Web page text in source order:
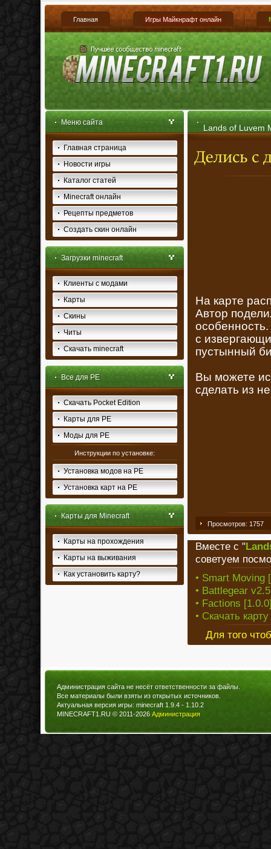
Главная Игры Майкнрафт онлайн
Меню сайта
Главная страница
Новости игры
Каталог статей
Minecraft онлайн
Рецепты предметов
Создать скин онлайн
Загрузки minecraft
Клиенты с модами
Карты
Скины
Читы
Скачать minecraft
Все для PE
Скачать Pocket Edition
Карты для PE
Моды для PE
Инструкции по установке:
Установка модов на PE
Установка карт на PE
Карты для Minecraft
Карты на прохождения
Карты на выживания
Как установить карту?
Lands of Luvem
На карте
Автор
с
пустынный
Вы можете
сделать из
Просмотров: 1757
Вместе с "
советуем
• Smart Moving
• Battlegear
• Factions
• Скачать
Для того
Администрация сайта не несёт ответственности за файлы.
Все материалы были взяты из открытых источников.
Актуальная версия игры: minecraft 1.9.4 - 1.10.2
MINECRAFT1.RU © 2011-2026 Администрация